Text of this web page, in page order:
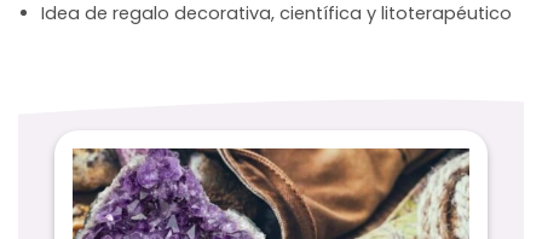
Idea de regalo decorativa, científica y litoterapéutico